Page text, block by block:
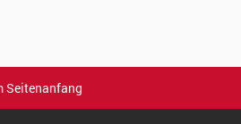
Seitenanfang